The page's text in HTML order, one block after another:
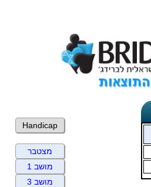
Handicap
מצטבר
מושב 1
מושב 3